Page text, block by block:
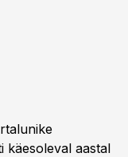
käesoleval aastal